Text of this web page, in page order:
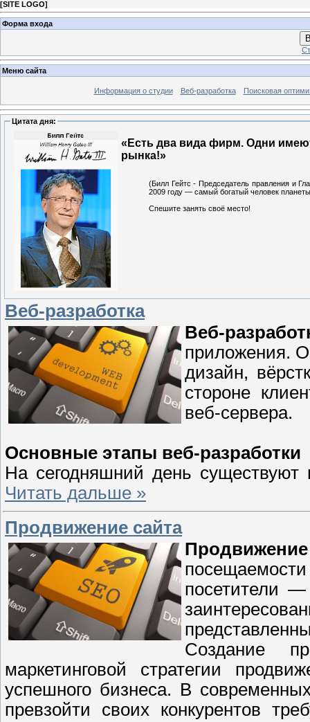
[SITE LOGO]
Форма входа
Меню сайта
Информация о студии Веб-разработка Поисковая
Цитата дня:
«Есть два вида фирм. Одни
рынка!»
(Билл Гейтс - Председатель правления и
2009 году — самый богатый человек
Спешите занять своё место!
Веб-разработка
Веб-
приложения.
дизайн,
стороне
веб-сервера.
Основные этапы веб-разработки
На сегодняшний день существуют
Читать дальше »
Продвижение сайта
Продвижение
посетители —
Создание
маркетинговой стратегии
успешного бизнеса. В
превзойти своих конкурентов